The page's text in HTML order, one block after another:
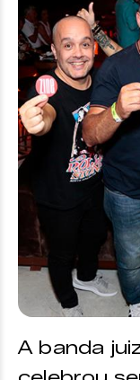
A banda